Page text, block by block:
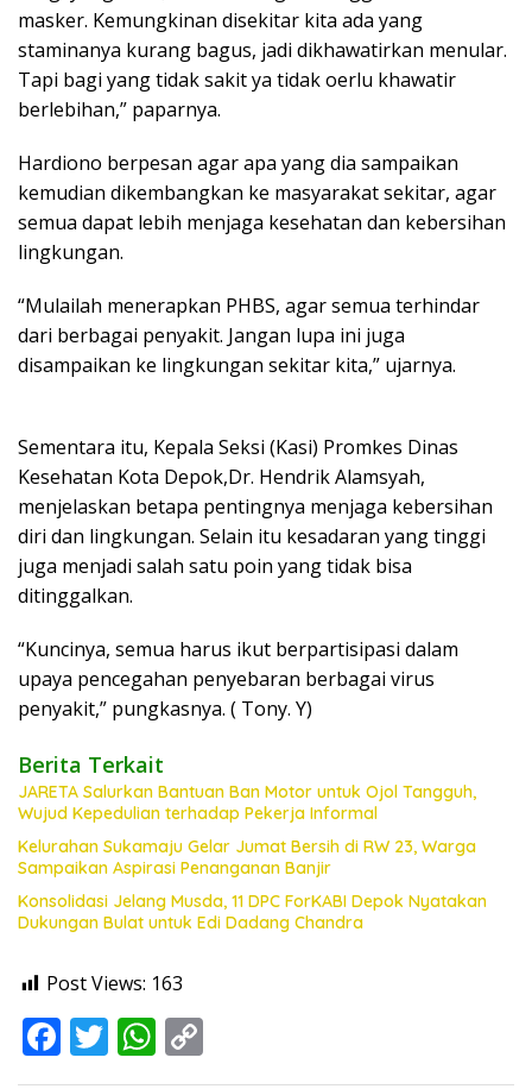
masker. Kemungkinan disekitar kita ada yang
staminanya kurang bagus, jadi dikhawatirkan menular.
Tapi bagi yang tidak sakit ya tidak oerlu khawatir
berlebihan,” paparnya.
Hardiono berpesan agar apa yang dia sampaikan
kemudian dikembangkan ke masyarakat sekitar, agar
semua dapat lebih menjaga kesehatan dan kebersihan
lingkungan.
“Mulailah menerapkan PHBS, agar semua terhindar
dari berbagai penyakit. Jangan lupa ini juga
disampaikan ke lingkungan sekitar kita,” ujarnya.
Sementara itu, Kepala Seksi (Kasi) Promkes Dinas
Kesehatan Kota Depok,Dr. Hendrik Alamsyah,
menjelaskan betapa pentingnya menjaga kebersihan
diri dan lingkungan. Selain itu kesadaran yang tinggi
juga menjadi salah satu poin yang tidak bisa
ditinggalkan.
“Kuncinya, semua harus ikut berpartisipasi dalam
upaya pencegahan penyebaran berbagai virus
penyakit,” pungkasnya. ( Tony. Y)
Berita Terkait
JARETA Salurkan Bantuan Ban Motor untuk Ojol Tangguh,
Wujud Kepedulian terhadap Pekerja Informal
Kelurahan Sukamaju Gelar Jumat Bersih di RW 23, Warga
Sampaikan Aspirasi Penanganan Banjir
Konsolidasi Jelang Musda, 11 DPC ForKABI Depok Nyatakan
Dukungan Bulat untuk Edi Dadang Chandra
Post Views: 163
F
ac
T
w
W
h o